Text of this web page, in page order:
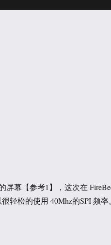
屏幕【参考1】，这次在
轻松的使用 40Mhz的SPI 频率。